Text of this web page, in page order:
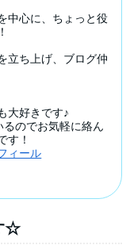
中心に、ちょっと役
立ち上げ、ブログ仲
大好きです♪
のでお気軽に絡ん
す！
ィール
☆